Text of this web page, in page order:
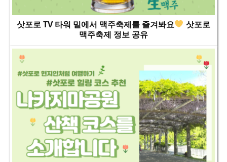
삿포로 TV 타워 밑에서 맥주축제를 즐겨봐요
삿포로
맥주축제 정보 공유